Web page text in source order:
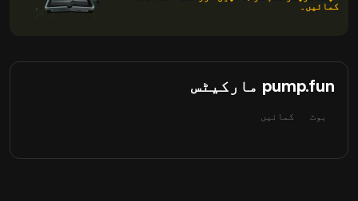
کمائیں۔
pump.fun مارکیٹس
بوٹ کمائیں